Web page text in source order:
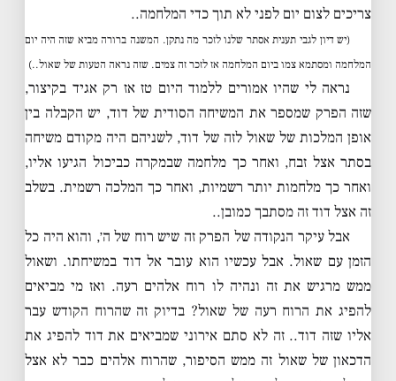
צריכים לצום יום לפני לא תוך כדי המלחמה..
(יש דיון לגבי תענית אסתר שלנו לזכר מה נתקן. המשנה ברורה מביא שזה היה יום
המלחמה ומסתמא צמו ביום המלחמה אז לזכר זה צמים. שזה נראה הטעות של שאול..)
נראה לי שהיו אמורים ללמוד היום טז אז רק אגיד בקיצור,
שזה הפרק שמספר את המשיחה הסודית של דוד, יש הקבלה בין
אופן המלכות של שאול לזה של דוד, לשניהם היה מקודם משיחה
בסתר אצל זבח, ואחר כך מלחמה שבמקרה כביכול הגיעו אליו,
ואחר כך מלחמות יותר רשמיות, ואחר כך המלכה רשמית. בשלב
זה אצל דוד זה מסתבך כמובן..
אבל עיקר הנקודה של הפרק זה שיש רוח של ה׳, והוא היה כל
הזמן עם שאול. אבל עכשיו הוא עובר אל דוד במשיחתו. ושאול
ממש מרגיש את זה ונהיה לו רוח אלהים רעה. ואז מי מביאים
להפיג את הרוח רעה של שאול? בדיוק זה שהרוח הקודש עבר
אליו שזה דוד.. זה לא סתם אירוני שמביאים את דוד להפיג את
הדכאון של שאול זה ממש הסיפור, שהרוח אלהים כבר לא אצל